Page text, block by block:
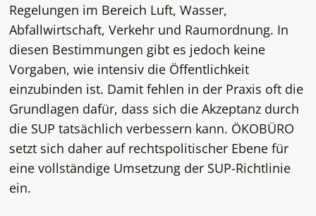
Regelungen im Bereich Luft, Wasser,
Abfallwirtschaft, Verkehr und Raumordnung. In
diesen Bestimmungen gibt es jedoch keine
Vorgaben, wie intensiv die Öffentlichkeit
einzubinden ist. Damit fehlen in der Praxis oft die
Grundlagen dafür, dass sich die Akzeptanz durch
die SUP tatsächlich verbessern kann. ÖKOBÜRO
setzt sich daher auf rechtspolitischer Ebene für
eine vollständige Umsetzung der SUP-Richtlinie
ein.